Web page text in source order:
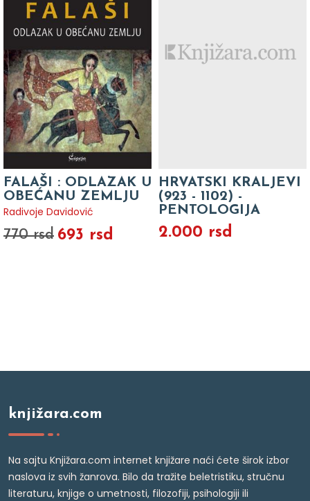
FALAŠI : ODLAZAK U
OBEĆANU ZEMLJU
Radivoje Davidović
770 rsd 693 rsd
HRVATSKI KRALJEVI
(923 - 1102) -
PENTOLOGIJA
2.000 rsd
knjižara.com
Na sajtu Knjižara.com internet knjižare naći ćete širok izbor
naslova iz svih žanrova. Bilo da tražite beletristiku, stručnu
literaturu, knjige o umetnosti, filozofiji, psihologiji ili